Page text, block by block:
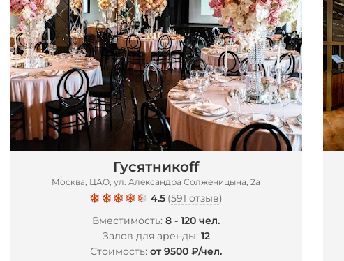
Гусятникоff
Москва, ЦАО, ул. Александра Солженицына, 2а
4.5 (591 отзыв)
Вместимость:8 - 120 чел.
Залов для аренды: 12
Стоимость:от 9500 ₽/чел.